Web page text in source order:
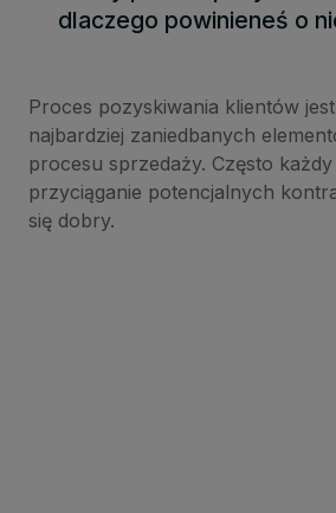
dlaczego powinieneś o
Proces pozyskiwania klientów
najbardziej zaniedbanych
procesu sprzedaży. Często
przyciąganie potencjalnych
się dobry.